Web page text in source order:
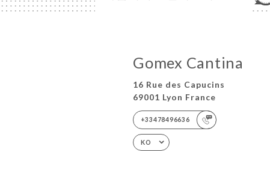
Gomex Cantina
16 Rue des Capucins
69001 Lyon France
+33478496636
KO